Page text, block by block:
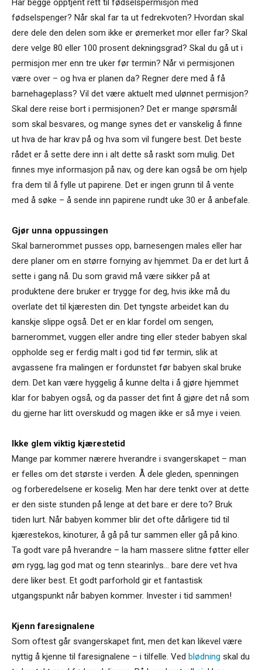
Har begge opptjent rett til fødselspermisjon med
fødselspenger? Når skal far ta ut fedrekvoten? Hvordan skal
dere dele den delen som ikke er øremerket mor eller far? Skal
dere velge 80 eller 100 prosent dekningsgrad? Skal du gå ut i
permisjon mer enn tre uker før termin? Når vi permisjonen
være over – og hva er planen da? Regner dere med å få
barnehageplass? Vil det være aktuelt med ulønnet permisjon?
Skal dere reise bort i permisjonen? Det er mange spørsmål
som skal besvares, og mange synes det er vanskelig å finne
ut hva de har krav på og hva som vil fungere best. Det beste
rådet er å sette dere inn i alt dette så raskt som mulig. Det
finnes mye informasjon på nav, og dere kan også be om hjelp
fra dem til å fylle ut papirene. Det er ingen grunn til å vente
med å søke – å sende inn papirene rundt uke 30 er å anbefale.
Gjør unna oppussingen
Skal barnerommet pusses opp, barnesengen males eller har
dere planer om en større fornying av hjemmet. Da er det lurt å
sette i gang nå. Du som gravid må være sikker på at
produktene dere bruker er trygge for deg, hvis ikke må du
overlate det til kjæresten din. Det tyngste arbeidet kan du
kanskje slippe også. Det er en klar fordel om sengen,
barnerommet, vuggen eller andre ting eller steder babyen skal
oppholde seg er ferdig malt i god tid før termin, slik at
avgassene fra malingen er fordunstet før babyen skal bruke
dem. Det kan være hyggelig å kunne delta i å gjøre hjemmet
klar for babyen også, og da passer det fint å gjøre det nå som
du gjerne har litt overskudd og magen ikke er så mye i veien.
Ikke glem viktig kjærestetid
Mange par kommer nærere hverandre i svangerskapet – man
er felles om det største i verden. Å dele gleden, spenningen
og forberedelsene er koselig. Men har dere tenkt over at dette
er den siste stunden på lenge at det bare er dere to? Bruk
tiden lurt. Når babyen kommer blir det ofte dårligere tid til
kjærestekos, kinoturer, å gå på tur sammen eller gå på kino.
Ta godt vare på hverandre – la ham massere slitne føtter eller
øm rygg, lag god mat og tenn stearinlys… bare dere vet hva
dere liker best. Et godt parforhold gir et fantastisk
utgangspunkt når babyen kommer. Invester i tid sammen!
Kjenn faresignalene
Som oftest går svangerskapet fint, men det kan likevel være
nyttig å kjenne til faresignalene – i tilfelle. Ved blødning skal du